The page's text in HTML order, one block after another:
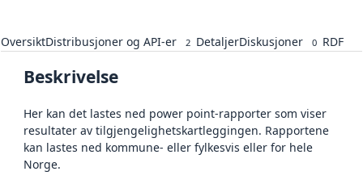
OversiktDistribusjoner og API-er 2 DetaljerDiskusjoner 0 RDF
Beskrivelse
Her kan det lastes ned power point-rapporter som viser
resultater av tilgjengelighetskartleggingen. Rapportene
kan lastes ned kommune- eller fylkesvis eller for hele
Norge.